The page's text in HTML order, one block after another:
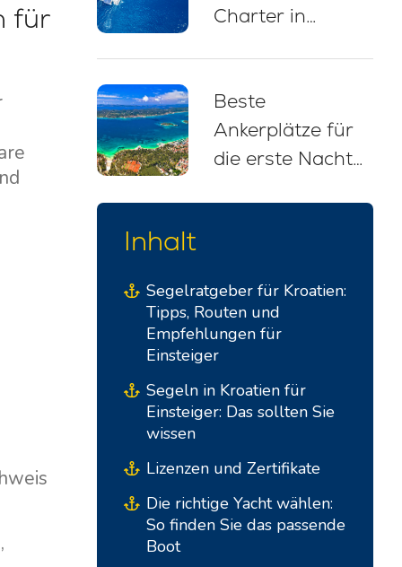
für
Charter in
Segelurlaub
Beste
Ankerplätze für
die erste Nacht
Inhalt
Segelratgeber für Kroatien:
Tipps, Routen und
Empfehlungen für
Einsteiger
Segeln in Kroatien für
Einsteiger: Das sollten Sie
wissen
Lizenzen und Zertifikate
Die richtige Yacht wählen:
So finden Sie das passende
Boot